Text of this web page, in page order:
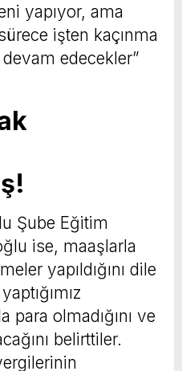
yapıyor, ama
işten kaçınma
edecekler”
Şube Eğitim
ise, maaşlarla
yapıldığını dile
para olmadığını ve
belirttiler.